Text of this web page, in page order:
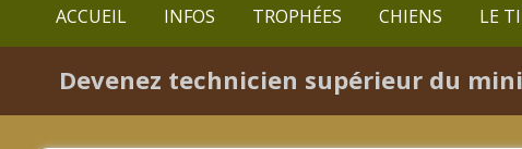
ACCUEIL INFOS TROPHÉES CHIENS LE
Devenez technicien supérieur du